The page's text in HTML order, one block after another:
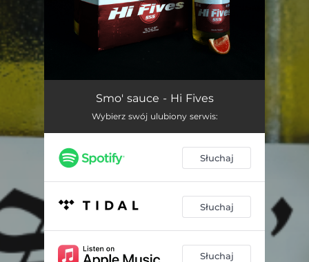
Hi FivesSmo' sauce - Hi Fives
Wybierz swój ulubiony serwis:
Słuchaj
Słuchaj
Słuchaj